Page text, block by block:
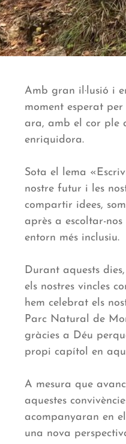
Amb gran il·lusió i
moment esperat
ara, amb el cor ple
enriquidora.
Sota el lema
nostre futur i les
compartir idees,
après a escoltar-
entorn més inclusiu.
Durant aquests
els nostres vincles
hem celebrat els
Parc Natural de
gràcies a Déu
propi capítol en
A mesura que
aquestes
acompanyaran en
una nova